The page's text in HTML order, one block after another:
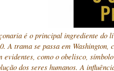
é o principal ingrediente do
A trama se passa em
evidentes, como o obelisco,
dos seres humanos. A